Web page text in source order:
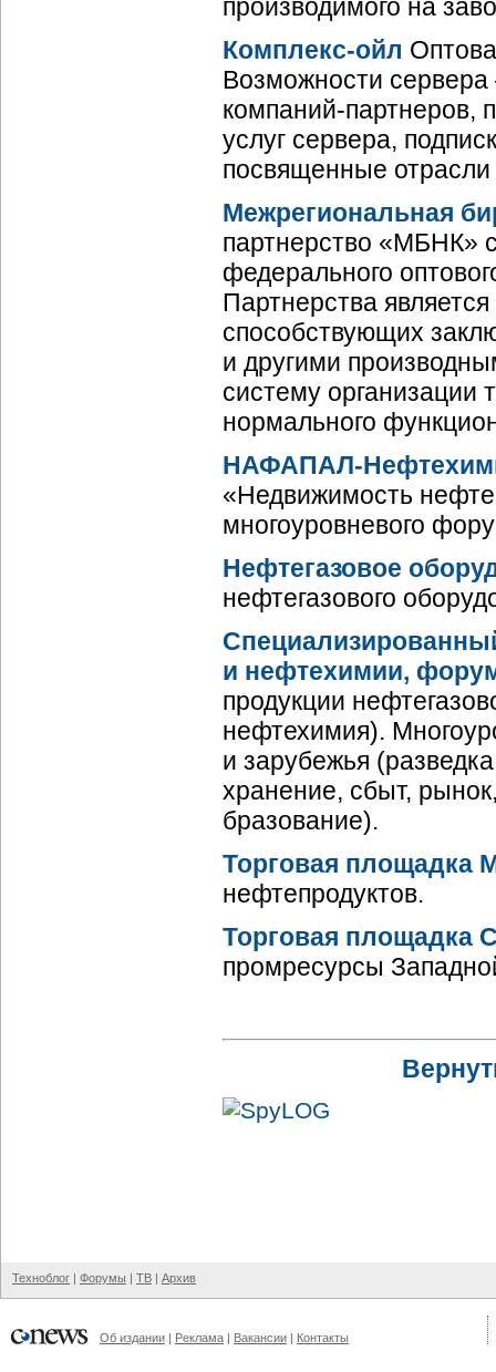
производимого на
Комплекс-ойл
Возможности
компаний-партнеров,
услуг сервера,
посвященные
Межрегиональная
партнерство «МБНК»
федерального
Партнерства
способствующих
и другими
систему организации
нормального
НАФАПАЛ-
«Недвижимость
многоуровневого
Нефтегазовое
нефтегазового
и нефтехимии,
продукции
нефтехимия).
и зарубежья
хранение, сбыт,
бразование).
Торговая площадка
нефтепродуктов.
Торговая площадка
промресурсы
Техноблог | Форумы | ТВ | Архив
Об издании | Реклама | Вакансии | Контакты